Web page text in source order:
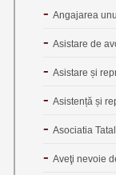
Angajarea
Asistare de
Asistare și
Asistență și
Asociatia
Aveţi nevoie